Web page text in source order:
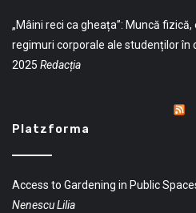
„Mâini reci ca gheața”: Muncă
regimuri corporale ale studenților în
2025 Redacția
Platzforma
Access to Gardening in Public
Nenescu Lilia